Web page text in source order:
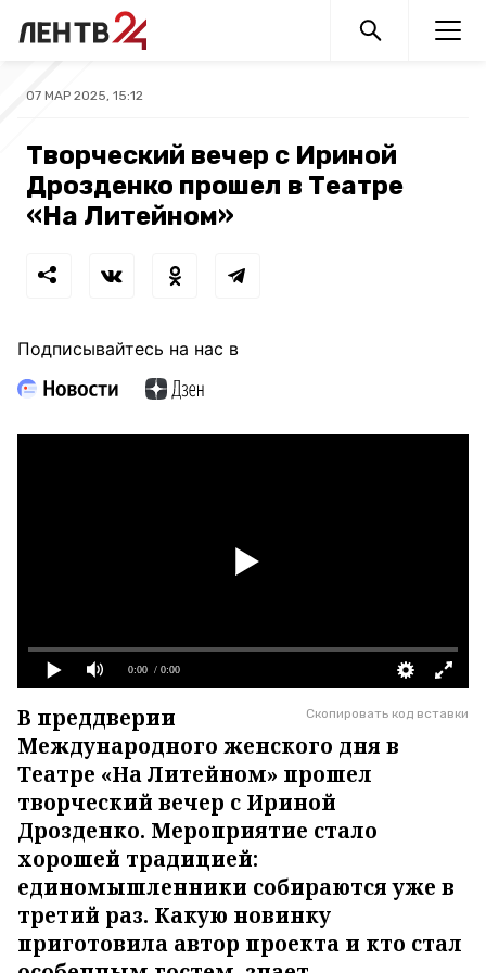
07 МАР 2025, 15:12
Творческий вечер с Ириной
Дрозденко прошел в Театре
«На Литейном»
Подписывайтесь на нас в
0:00 / 0:00
Скопировать код вставки
В преддверии
Международного женского дня в
Театре «На Литейном» прошел
творческий вечер с Ириной
Дрозденко. Мероприятие стало
хорошей традицией:
единомышленники собираются уже в
третий раз. Какую новинку
приготовила автор проекта и кто стал